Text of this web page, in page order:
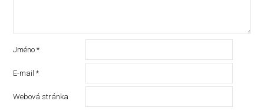
Jméno*
E-mail*
Webová stránka